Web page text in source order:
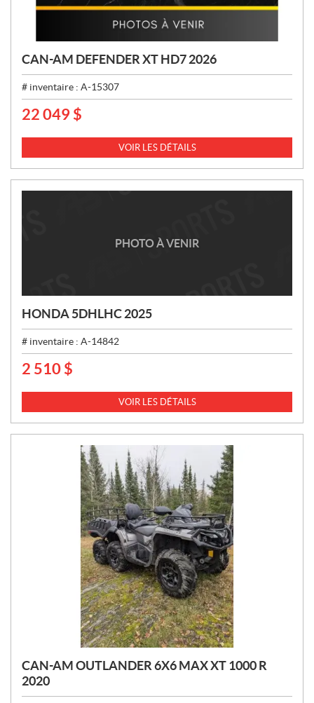
CAN-AM DEFENDER XT HD7 2026
# inventaire : A-15307
P
X
:
22 049 $
VOIR LES DÉTAILS
PHOTO À VENIR
HONDA 5DHLHC 2025
# inventaire : A-14842
P
X
2 510 $
VOIR LES DÉTAILS
CAN-AM OUTLANDER 6X6 MAX XT 1000 R
2020